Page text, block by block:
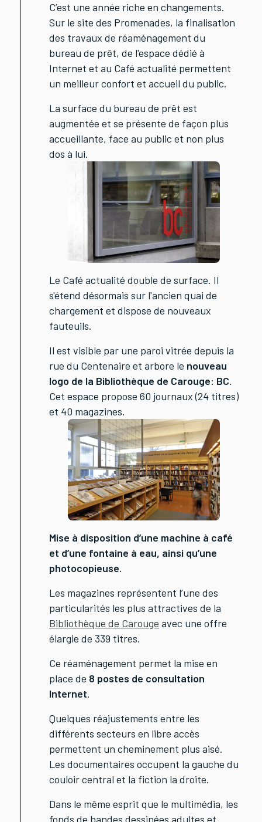
C’est une année riche en changements.
Sur le site des Promenades, la finalisation
des travaux de réaménagement du
bureau de prêt, de l'espace dédié à
Internet et au Café actualité permettent
un meilleur confort et accueil du public.
La surface du bureau de prêt est
augmentée et se présente de façon plus
accueillante, face au public et non plus
dos à lui.
Le Café actualité double de surface. Il
s'étend désormais sur l'ancien quai de
chargement et dispose de nouveaux
fauteuils.
Il est visible par une paroi vitrée depuis la
rue du Centenaire et arbore le nouveau
logo de la Bibliothèque de Carouge: BC.
Cet espace propose 60 journaux (24 titres)
et 40 magazines.
Mise à disposition d’une machine à café
et d’une fontaine à eau, ainsi qu’une
photocopieuse.
Les magazines représentent l’une des
particularités les plus attractives de la
Bibliothèque de Carouge avec une offre
élargie de 339 titres.
Ce réaménagement permet la mise en
place de 8 postes de consultation
Internet.
Quelques réajustements entre les
différents secteurs en libre accès
permettent un cheminement plus aisé.
Les documentaires occupent la gauche du
couloir central et la fiction la droite.
Dans le même esprit que le multimédia, les
fonds de bandes dessinées adultes et